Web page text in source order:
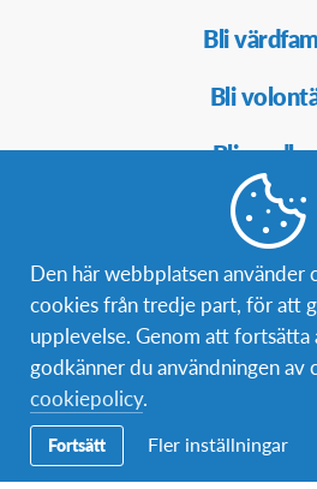
Bli
Bli
Bli
Kontakt
Postadress:AFS Interkultur
Nordre Fasanvej 111
2000 Frederiksberg, Danmark
Telefon (växel):
Den här webbplatsen använder
cookies från tredje part, för att
upplevelse. Genom att
godkänner du användningen av
cookiepolicy.
Fortsätt Fler inställningar